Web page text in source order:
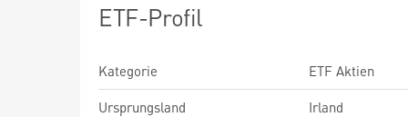
ETF-Profil
Kategorie
ETF Aktien
Ursprungsland
Irland